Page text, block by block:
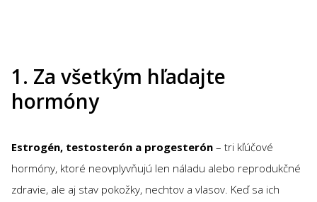
1. Za všetkým hľadajte
hormóny
Estrogén, testosterón a progesterón – tri kľúčové
hormóny, ktoré neovplyvňujú len náladu alebo reprodukčné
zdravie, ale aj stav pokožky, nechtov a vlasov. Keď sa ich